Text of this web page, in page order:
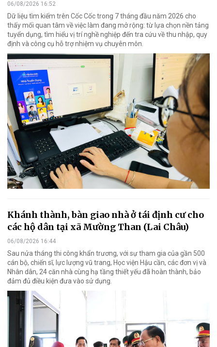
06/08/2026 16:52
Dữ liệu tìm kiếm trên Cốc Cốc trong 7 tháng đầu năm 2026 cho
thấy mối quan tâm về việc làm đang mở rộng: từ lựa chọn nền tảng
tuyển dụng, tìm hiểu vị trí nghề nghiệp đến tra cứu về thu nhập, quy
định và công cụ hỗ trợ nhiệm vụ chuyên môn.
Khánh thành, bàn giao nhà ở tái định cư cho
các hộ dân tại xã Mường Than (Lai Châu)
06/08/2026 16:44
Sau nửa tháng thi công khẩn trương, với sự tham gia của gần 500
cán bộ, chiến sĩ, lực lượng vũ trang, Học viện Hậu cần, các đơn vị và
Nhân dân, 24 căn nhà cùng hạ tầng thiết yếu đã hoàn thành, bảo
đảm đủ điều kiện đưa vào sử dụng.